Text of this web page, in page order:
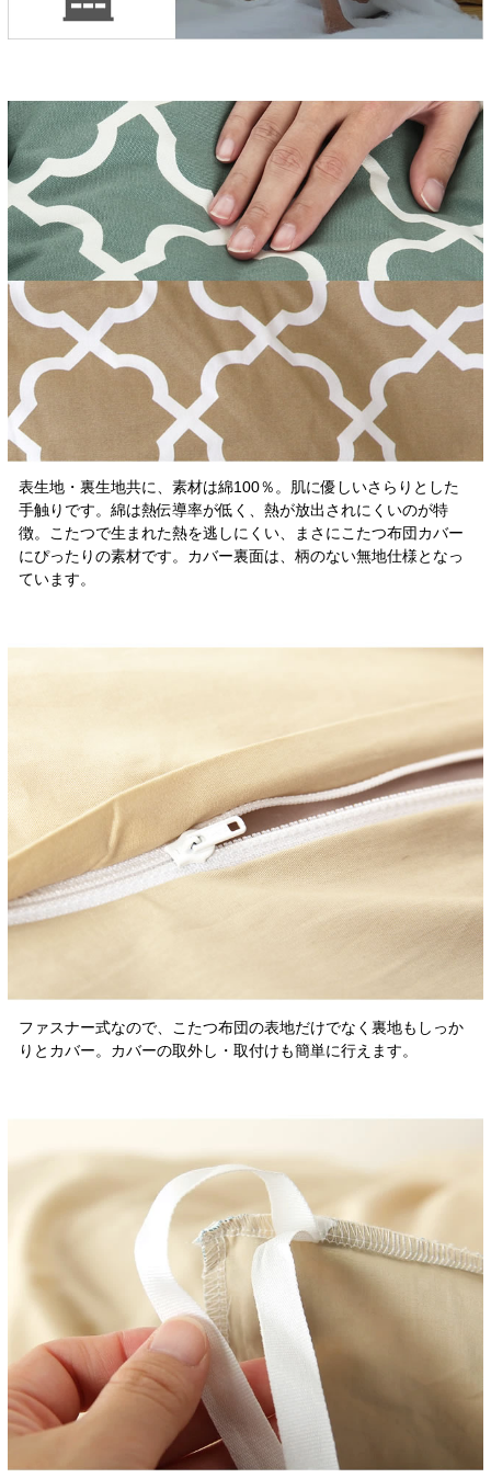
表生地・裏生地共に、素材は綿100％。肌に優しいさらりとした
手触りです。綿は熱伝導率が低く、熱が放出されにくいのが特
徴。こたつで生まれた熱を逃しにくい、まさにこたつ布団カバー
にぴったりの素材です。カバー裏面は、柄のない無地仕様となっ
ています。
ファスナー式なので、こたつ布団の表地だけでなく裏地もしっか
りとカバー。カバーの取外し・取付けも簡単に行えます。